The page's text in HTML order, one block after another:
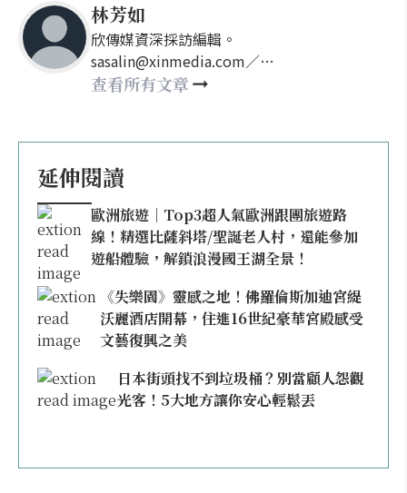
林芳如
欣傳媒資深採訪編輯。
sasalin@xinmedia.com／
happy21917@gmail.com
查看所有文章
延伸閱讀
歐洲旅遊｜Top3超人氣歐洲跟團旅遊路
線！精選比薩斜塔/聖誕老人村，還能參加
遊船體驗，解鎖浪漫國王湖全景！
《失樂園》靈感之地！佛羅倫斯加迪宮緹
沃麗酒店開幕，住進16世紀豪華宮殿感受
文藝復興之美
日本街頭找不到垃圾桶？別當顧人怨觀
光客！5大地方讓你安心輕鬆丟